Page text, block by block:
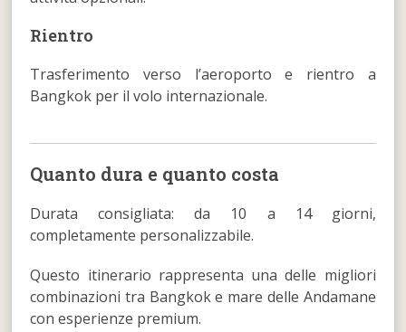
Rientro
Trasferimento verso l’aeroporto e rientro a
Bangkok per il volo internazionale.
Quanto dura e quanto costa
Durata consigliata: da 10 a 14 giorni,
completamente personalizzabile.
Questo itinerario rappresenta una delle migliori
combinazioni tra Bangkok e mare delle Andamane
con esperienze premium.